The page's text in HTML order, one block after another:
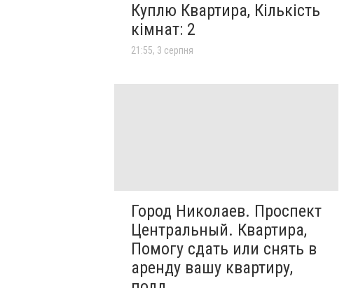
Куплю Квартира, Кількість
кімнат: 2
21:55, 3 серпня
Город Николаев. Проспект
Центральный. Квартира,
Помогу сдать или снять в
аренду вашу квартиру,